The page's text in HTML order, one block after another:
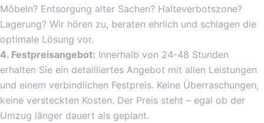
Möbeln? Entsorgung alter Sachen? Halteverbotszone?
Lagerung? Wir hören zu, beraten ehrlich und schlagen die
optimale Lösung vor.
4. Festpreisangebot: Innerhalb von 24-48 Stunden
erhalten Sie ein detailliertes Angebot mit allen Leistungen
und einem verbindlichen Festpreis. Keine Überraschungen,
keine versteckten Kosten. Der Preis steht – egal ob der
Umzug länger dauert als geplant.